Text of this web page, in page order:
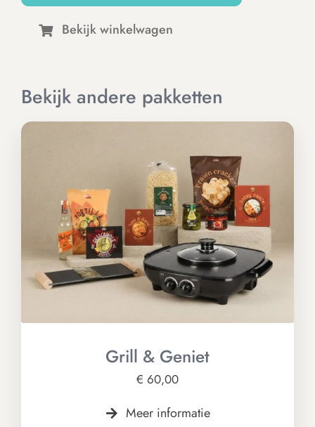
aantal
Bekijk winkelwagen
Bekijk andere pakketten
Grill & Geniet
€ 60,00
Meer informatie